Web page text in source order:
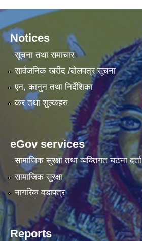
Notices
सूचना तथा समाचार
सार्वजनिक खरीद /बोलपत्र सूचना
एन, कानुन तथा निर्देशिका
कर तथा शुल्कहरु
eGov services
सामाजिक सुरक्षा तथा व्यक्तिगत घटना दर्ता
सामाजिक सुरक्षा
नागरिक वडापत्र
Reports